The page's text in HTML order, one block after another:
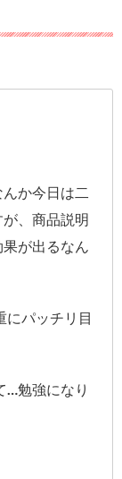
か今日は二
、商品説明
が出るなん
にパッチリ目
…勉強になり